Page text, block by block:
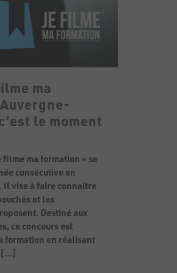
ma
le moment
filme ma formation » se
consécutive en
vise à faire connaître
et les
Destiné aux
ce concours est
formation en réalisant
[…]